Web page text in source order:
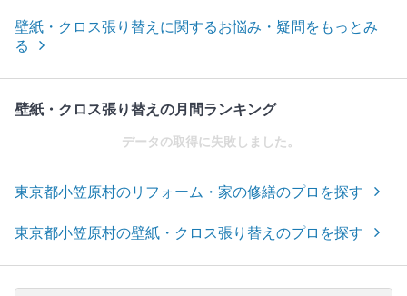
壁紙・クロス張り替えに関するお悩み・疑問をもっとみ
る
壁紙・クロス張り替えの月間ランキング
データの取得に失敗しました。
東京都小笠原村のリフォーム・家の修繕のプロを探す
東京都小笠原村の壁紙・クロス張り替えのプロを探す